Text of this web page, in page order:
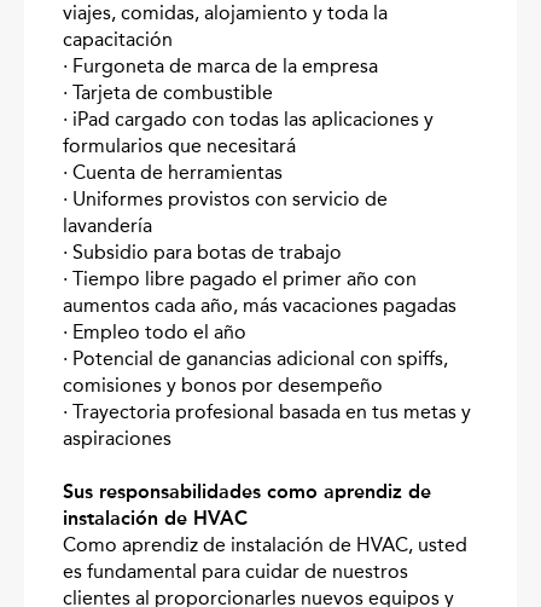
viajes, comidas, alojamiento y toda la
capacitación
· Furgoneta de marca de la empresa
· Tarjeta de combustible
· iPad cargado con todas las aplicaciones y
formularios que necesitará
· Cuenta de herramientas
· Uniformes provistos con servicio de
lavandería
· Subsidio para botas de trabajo
· Tiempo libre pagado el primer año con
aumentos cada año, más vacaciones pagadas
· Empleo todo el año
· Potencial de ganancias adicional con spiffs,
comisiones y bonos por desempeño
· Trayectoria profesional basada en tus metas y
aspiraciones
Sus responsabilidades como aprendiz de
instalación de HVAC
Como aprendiz de instalación de HVAC, usted
es fundamental para cuidar de nuestros
clientes al proporcionarles nuevos equipos y